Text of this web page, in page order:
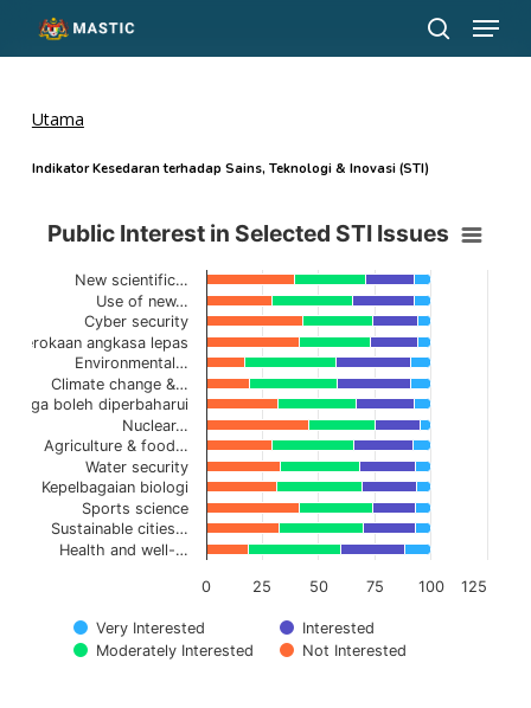
Langkau
cari
Menu
Utama
Indikator Kesedaran terhadap Sains, Teknologi & Inovasi (STI)
Public Interest in Selected STI Issues
View as data table, Public Interest in Selected STI Issues
Carta mempunyai 1 paksi X yang memaparkan kategori.
The chart has 1 Y axis displaying values. Data ranges from 16.9
Public Interest in Selected STI Issues
Very Interested
Interested
Moderately Interested
Not Interested
0 100
25 50 75 125
New scientific…
Use of new…
Cyber security
angkasa lepas
Environmental…
Climate change &…
boleh diperbaharui
Nuclear…
Agriculture & food…
Water security
Kepelbagaian biologi
Sports science
Sustainable cities…
Health and well-…